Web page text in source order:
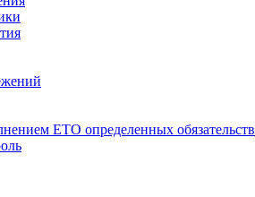
ЕТО определенных обязательств